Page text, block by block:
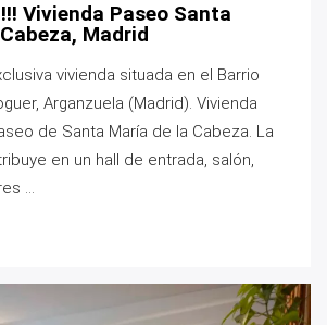
!!! Vivienda Paseo Santa
Madrid
vivienda situada en el Barrio
Arganzuela (Madrid). Vivienda
de Santa María de la Cabeza. La
en un hall de entrada, salón,
...